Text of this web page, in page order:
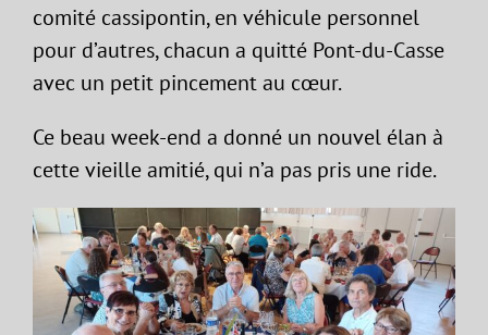
comité cassipontin, en véhicule personnel
pour d’autres, chacun a quitté Pont-du-Casse
avec un petit pincement au cœur.
Ce beau week-end a donné un nouvel élan à
cette vieille amitié, qui n’a pas pris une ride.